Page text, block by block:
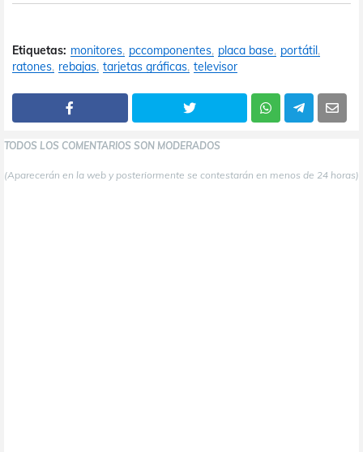
Etiquetas: monitores pccomponentes placa base portátil
ratones rebajas tarjetas gráficas televisor
TODOS LOS COMENTARIOS SON MODERADOS
(Aparecerán en la web y posteriormente se contestarán en menos de 24 horas)